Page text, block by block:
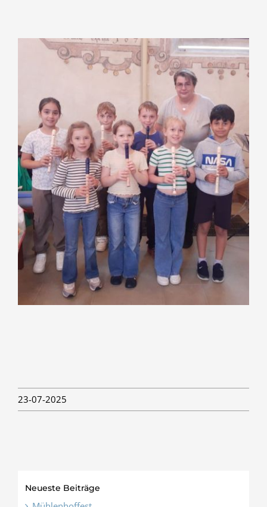
23-07-2025
Neueste Beiträge